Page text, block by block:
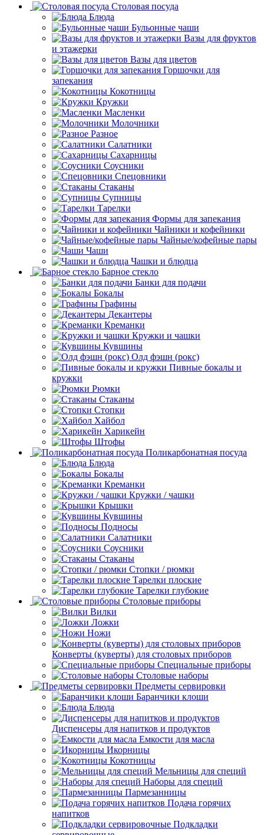
Столовая посуда
Блюда
Бульонные чаши
Вазы для фруктов
и этажерки
Вазы для цветов
Горшочки для
запекания
Кокотницы
Кружки
Масленки
Молочники
Разное
Салатники
Сахарницы
Соусники
Спецовники
Стаканы
Супницы
Тарелки
Формы для запекания
Чайники и кофейники
Чайные/кофейные пары
Чаши
Чашки и блюдца
Барное стекло
Банки для подачи
Бокалы
Графины
Декантеры
Креманки
Кружки и чашки
Кувшины
Олд фэшн (рокс)
Пивные бокалы и
кружки
Рюмки
Стаканы
Стопки
Хайбол
Харикейн
Штофы
Поликарбонатная посуда
Блюда
Бокалы
Креманки
Кружки / чашки
Крышки
Кувшины
Подносы
Салатники
Соусники
Стаканы
Стопки / рюмки
Тарелки плоские
Тарелки глубокие
Столовые приборы
Вилки
Ложки
Ножи
Конверты (куверты) для столовых приборов
Специальные приборы
Столовые наборы
Предметы сервировки
Баранчики клоши
Блюда
Диспенсеры для напитков и продуктов
Емкости для масла
Икорницы
Кокотницы
Мельницы для специй
Наборы для специй
Пармезанницы
Подача горячих
напитков
Подкладки